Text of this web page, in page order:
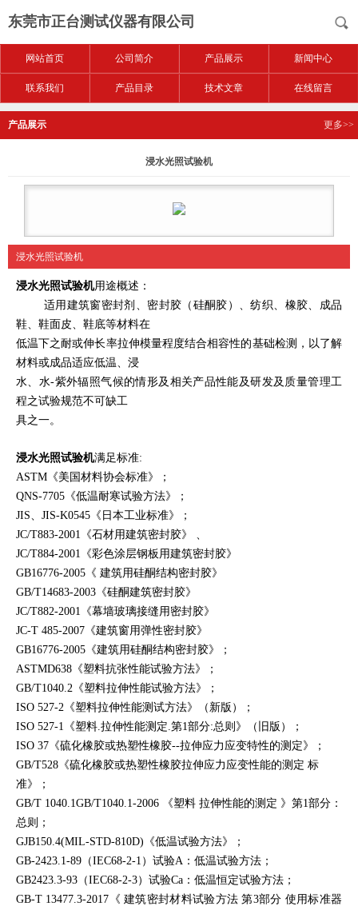
东莞市正台测试仪器有限公司
网站首页 公司简介 产品展示 新闻中心
联系我们 产品目录 技术文章 在线留言
产品展示 更多>>
浸水光照试验机
浸水光照试验机
浸水光照试验机用途概述：
适用建筑窗密封剂、密封胶（硅酮胶）、纺织、橡胶、成品
鞋、鞋面皮、鞋底等材料在
低温下之耐或伸长率拉伸模量程度结合相容性的基础检测，以了解
材料或成品适应低温、浸
水、水-紫外辐照气候的情形及相关产品性能及研发及质量管理工
程之试验规范不可缺工
具之一。
浸水光照试验机满足标准:
ASTM 《美国材料协会标准》
；
QNS-7705 《低温耐寒试验方法》
；
JIS、JIS-K0545 《 日本工业标准》
；
JC/T883-2001《石材用建筑密封胶》 、
JC/T884-2001《彩色涂层钢板用建筑密封胶》
GB16776-2005《 建筑用硅酮结构密封胶》
GB/T14683-2003《硅酮建筑密封胶》
JC/T882-2001《幕墙玻璃接缝用密封胶》
JC-T 485-2007《建筑窗用弹性密封胶》
GB16776-2005《建筑用硅酮结构密封胶》；
ASTMD638 《塑料抗张性能试验方法》
；
GB/T1040.2 《塑料拉伸性能试验方法》
；
ISO 527-2 《塑料拉伸性能测试方法》
（新版）；
ISO 527-1
《塑料.拉伸性能测定.第1部分:总则 》
（旧版）；
ISO 37 《硫化橡胶或热塑性橡胶--拉伸应力应变特性的测定》
；
GB/T528 《硫化橡胶或热塑性橡胶拉伸应力应变性能的测定 标
准》
；
GB/T 1040.1GB/T1040.1-2006
《塑料 拉伸性能的测定 》 第1部分：
总则；
GJB150.4(MIL-STD-810D) 《低温试验方法》
；
GB-2423.1-89（IEC68-2-1）试验A：低温试验方法；
GB2423.3-93（IEC68-2-3）试验Ca：低温恒定试验方法；
GB-T 13477.3-2017《 建筑密封材料试验方法 第3部分 使用标准器